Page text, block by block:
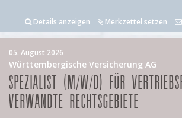
Details anzeigen Merkzettel setzen
05. August 2026
Württembergische Versicherung AG
SPEZIALIST (M/W/D) FÜR
VERWANDTE RECHTSGEBIETE